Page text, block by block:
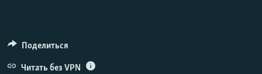
Поделиться
Читать без VPN